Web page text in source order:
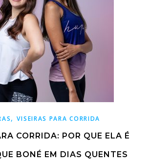
,VISEIRAS PARA CORRIDA
CORRIDA: POR QUE ELA É
BONÉ EM DIAS QUENTES